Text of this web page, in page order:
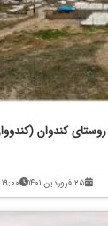
روستای کندوان
۲۵ فروردین ۱۴۰۱ ۱۹:۰۰